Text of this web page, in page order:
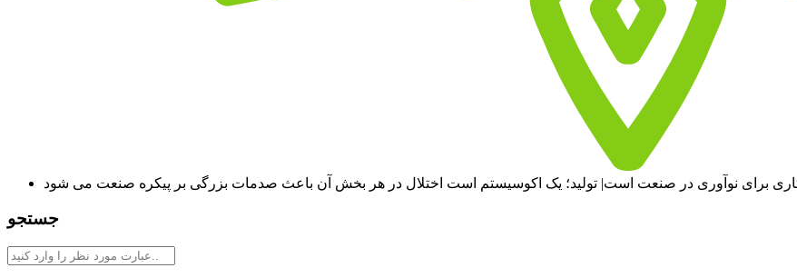
برای نوآوری در صنعت است| تولید؛ یک اکوسیستم است اختلال در هر بخش آن باعث صدمات بزرگی بر پیکره صنعت می شود
جستجو